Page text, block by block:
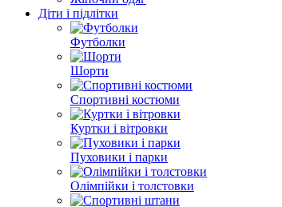
Діти і підлітки
Футболки
Шорти
Спортивні костюми
Куртки і вітровки
Пуховики і парки
Олімпійки і толстовки